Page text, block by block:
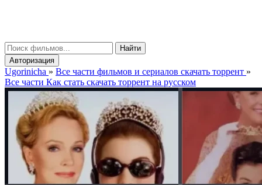
Найти
Авторизация
Ugorinicha » Все части фильмов и сериалов скачать торрент »
Все части Как стать скачать торрент на русском